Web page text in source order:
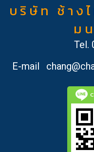
บ ริ ษั ท ช้ า ง ไ
ม
Tel.
E-mail